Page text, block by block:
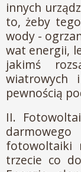
innych
to, żeby
wody -
wat energii,
jakimś
wiatrowych
pewnością
II.
fotowoltaiki
trzecie co